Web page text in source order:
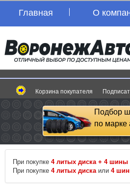
Главная О
Корзина покупателя
Подбор
по марке
При покупке 4 литых диска + 4 шины
При покупке 4 литых диска или 4